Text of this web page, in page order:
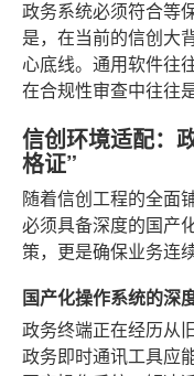
政务系统必须符合等
是，在当前的信创大
心底线。通用软件往
在合规性审查中往往
信创环境适配：
格证”
随着信创工程的全面
必须具备深度的国产
策，更是确保业务连
国产化操作系统的深
政务终端正在经历从
政务即时通讯工具应